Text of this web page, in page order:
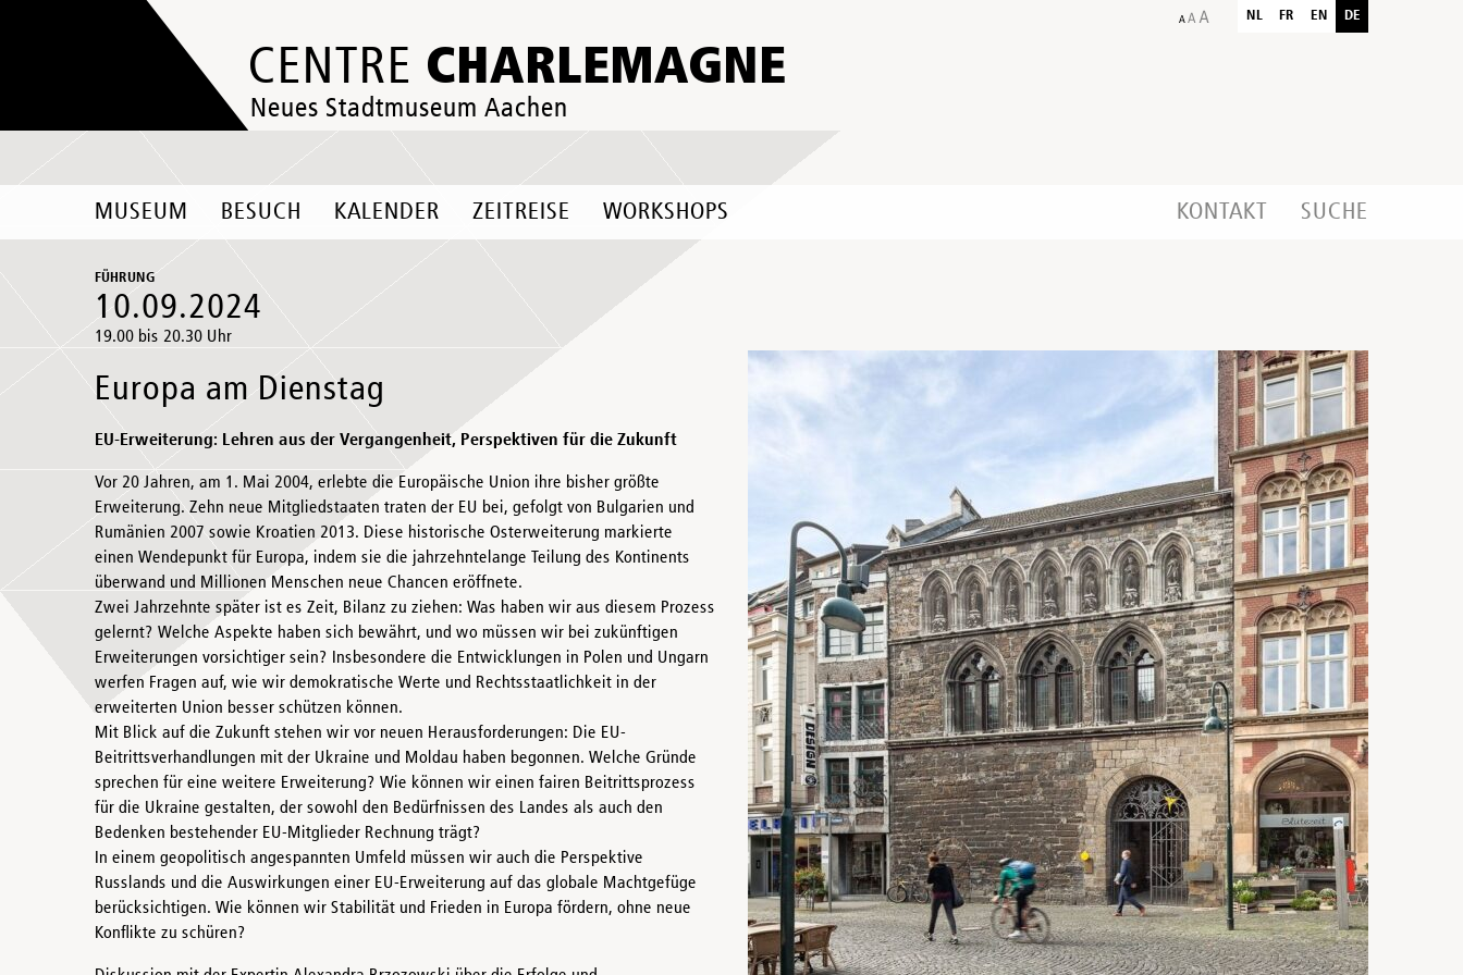
CENTRE CHARLEMAGNE
Neues Stadtmuseum Aachen
NL FR EN DE
MUSEUM BESUCH KALENDER ZEITREISE WORKSHOPS KONTAKT SUCHE
FÜHRUNG
10.09.2024
19.00 bis 20.30 Uhr
Europa am Dienstag
EU-Erweiterung: Lehren aus der Vergangenheit, Perspektiven für die Zukunft
Vor 20 Jahren, am 1. Mai 2004, erlebte die Europäische Union ihre bisher größte
Erweiterung. Zehn neue Mitgliedstaaten traten der EU bei, gefolgt von Bulgarien und
Rumänien 2007 sowie Kroatien 2013. Diese historische Osterweiterung markierte
einen Wendepunkt für Europa, indem sie die jahrzehntelange Teilung des Kontinents
überwand und Millionen Menschen neue Chancen eröffnete.
Zwei Jahrzehnte später ist es Zeit, Bilanz zu ziehen: Was haben wir aus diesem Prozess
gelernt? Welche Aspekte haben sich bewährt, und wo müssen wir bei zukünftigen
Erweiterungen vorsichtiger sein? Insbesondere die Entwicklungen in Polen und Ungarn
werfen Fragen auf, wie wir demokratische Werte und Rechtsstaatlichkeit in der
erweiterten Union besser schützen können.
Mit Blick auf die Zukunft stehen wir vor neuen Herausforderungen: Die EU-
Beitrittsverhandlungen mit der Ukraine und Moldau haben begonnen. Welche Gründe
sprechen für eine weitere Erweiterung? Wie können wir einen fairen Beitrittsprozess
für die Ukraine gestalten, der sowohl den Bedürfnissen des Landes als auch den
Bedenken bestehender EU-Mitglieder Rechnung trägt?
In einem geopolitisch angespannten Umfeld müssen wir auch die Perspektive
Russlands und die Auswirkungen einer EU-Erweiterung auf das globale Machtgefüge
berücksichtigen. Wie können wir Stabilität und Frieden in Europa fördern, ohne neue
Konflikte zu schüren?